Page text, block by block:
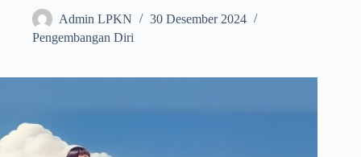
Admin LPKN
30 Desember 2024
Pengembangan Diri